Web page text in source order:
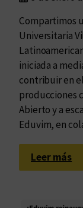
a
i
n
t
e
r
n
a
p
a
r
Compartimos
Universitaria
iniciada a
contribuir en
producciones
Abierto y a
Eduvim, en
Leer más:
A